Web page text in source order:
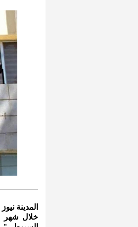
المدينة
خلال شهر